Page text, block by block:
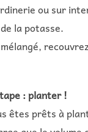
ou sur
la potasse.
: planter !
êtes prêts à